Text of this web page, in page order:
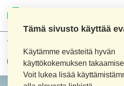
Tämä sivusto käyttää
Käytämme evästeitä hyvän
käyttökokemuksen
Voit lukea lisää
Tuotehaku: